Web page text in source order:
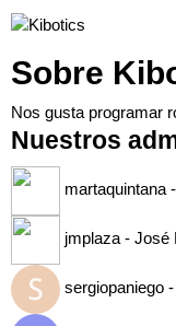
Sobre
Nos gusta programar
Nuestros
martaquintana
jmplaza - José
sergiopaniego